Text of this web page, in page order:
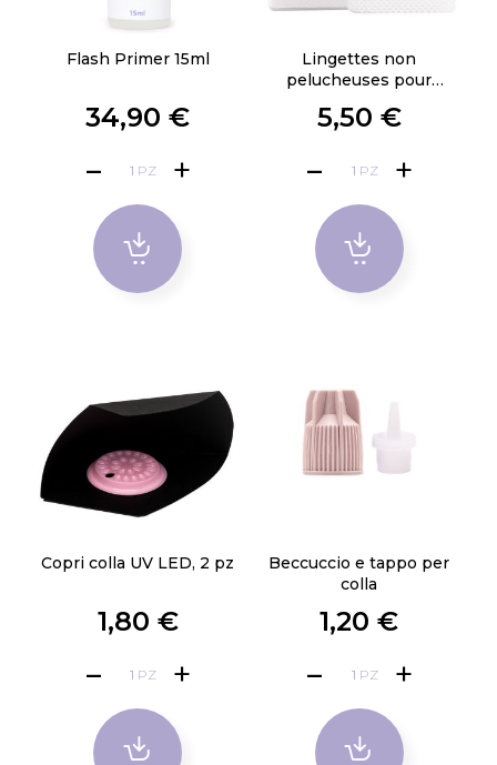
Flash Primer 15ml
34,90 €
PZ
Lingettes non
pelucheuses pour
5,50 €
PZ
Copri colla UV LED, 2 pz
1,80 €
PZ
Beccuccio e tappo per
colla
1,20 €
PZ